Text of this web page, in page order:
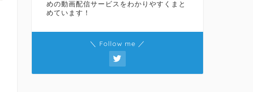
めの動画配信サービスをわかりやすくまと
めています！
＼ Follow me ／